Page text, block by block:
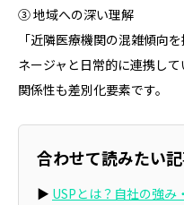
③ 地域への深い理解
「近隣医療機関の混雑傾向
ネージャと日常的に連携し
関係性も差別化要素です。
合わせて読みたい
▶ USPとは？自社の強み